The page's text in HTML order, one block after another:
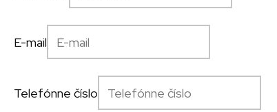
E-mail
Telefónne číslo